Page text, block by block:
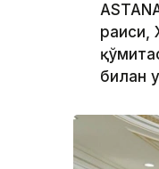
раиси,
билан